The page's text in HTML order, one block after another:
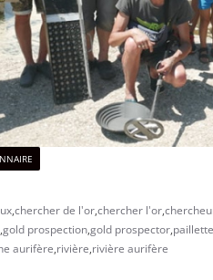
,chercher de l'or,chercher l'or,
,gold prospection,gold prospector,
aurifère,rivière,rivière aurifère